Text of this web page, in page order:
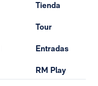
Tienda
Tour
Entradas
RM Play